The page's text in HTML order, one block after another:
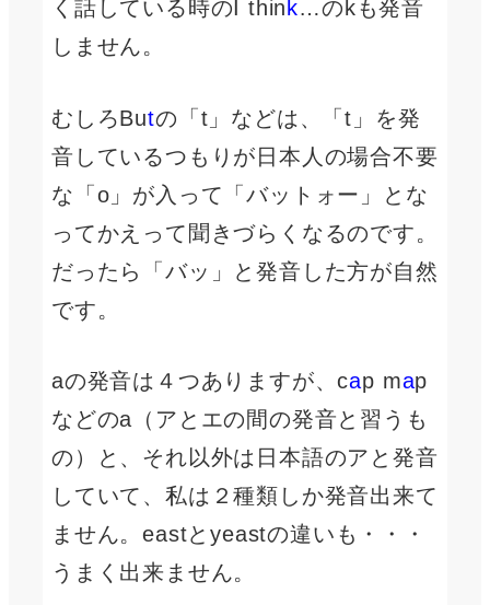
く話している時のI thin k…のkも発音
しません。
むしろButの「t」などは、「t」を発
音しているつもりが日本人の場合不要
な「o」が入って「バットォー」とな
ってかえって聞きづらくなるのです。
だったら「バッ」と発音した方が自然
です。
aの発音は４つありますが、cap map
などのa（アとエの間の発音と習うも
の）と、それ以外は日本語のアと発音
していて、私は２種類しか発音出来て
ません。eastとyeastの違いも・・・
うまく出来ません。